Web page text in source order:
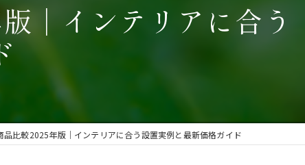
ペット用
｜インテリアに合う
比較2025年版｜インテリアに合う設置実例と最新価格ガイド